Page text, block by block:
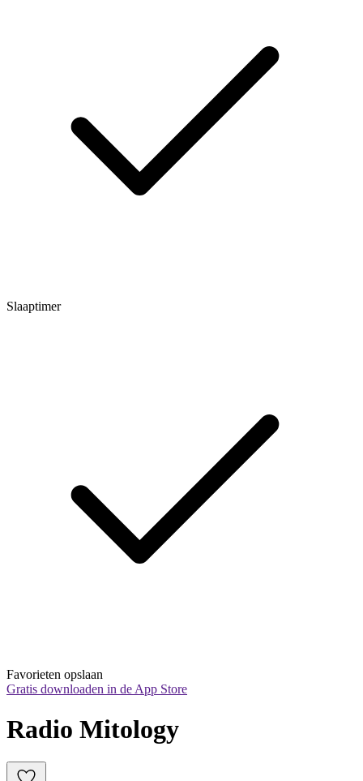
Slaaptimer
Favorieten opslaan
Gratis downloaden in de App Store
Radio Mitology